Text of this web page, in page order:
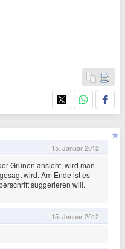
15. Januar 2012
Grünen ansieht, wird man
wird. Am Ende ist es
suggerieren will.
15. Januar 2012